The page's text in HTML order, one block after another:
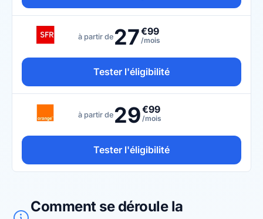
à partir de 27€99
/mois
Tester l'éligibilité
à partir de 29€99
/mois
Tester l'éligibilité
Comment se déroule la